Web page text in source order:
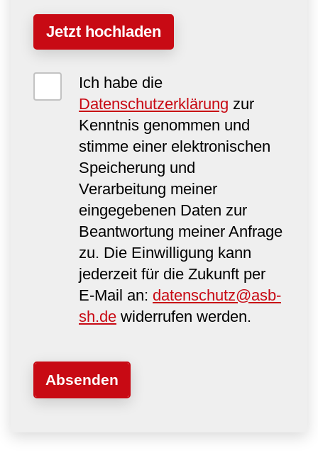
Jetzt hochladen
Ich habe die
Datenschutzerklärung zur
Kenntnis genommen und
stimme einer elektronischen
Speicherung und
Verarbeitung meiner
eingegebenen Daten zur
Beantwortung meiner Anfrage
zu. Die Einwilligung kann
jederzeit für die Zukunft per
E-Mail an: datenschutz@asb-
sh.de widerrufen werden.